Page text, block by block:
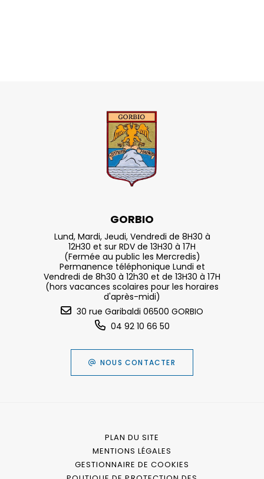
GORBIO
Lund, Mardi, Jeudi, Vendredi de 8H30 à
12H30 et sur RDV de 13H30 à 17H
(Fermée au public les Mercredis)
Permanence téléphonique Lundi et
Vendredi de 8h30 à 12h30 et de 13H30 à 17H
(hors vacances scolaires pour les horaires
d'après-midi)
30 rue Garibaldi 06500 GORBIO
04 92 10 66 50
NOUS CONTACTER
PLAN DU SITE
MENTIONS LÉGALES
GESTIONNAIRE DE COOKIES